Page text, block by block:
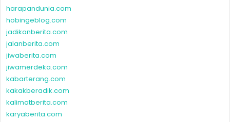
harapandunia.com
hobingeblog.com
jadikanberita.com
jalanberita.com
jiwaberita.com
jiwamerdeka.com
kabarterang.com
kakakberadik.com
kalimatberita.com
karyaberita.com